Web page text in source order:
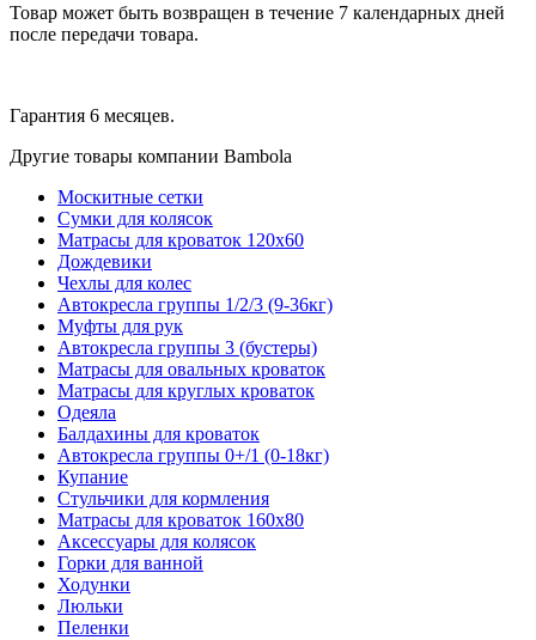
Товар может быть возвращен в течение 7 календарных дней
после передачи товара.
Гарантия 6 месяцев.
Другие товары компании Bambola
Москитные сетки
Сумки для колясок
Матрасы для кроваток 120х60
Дождевики
Чехлы для колес
Автокресла группы 1/2/3 (9-36кг)
Муфты для рук
Автокресла группы 3 (бустеры)
Матрасы для овальных кроваток
Матрасы для круглых кроваток
Одеяла
Балдахины для кроваток
Автокресла группы 0+/1 (0-18кг)
Купание
Стульчики для кормления
Матрасы для кроваток 160х80
Аксессуары для колясок
Горки для ванной
Ходунки
Люльки
Пеленки